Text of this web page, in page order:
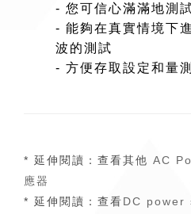
- 您可信心滿滿地測
- 能夠在真實情境下
波的測試
- 方便存取設定和量
* 延伸閱讀：查看其他 AC
應器
* 延伸閱讀：查看DC power